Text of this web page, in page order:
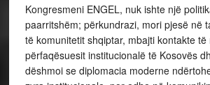
Kongresmeni ENGEL, nuk ishte një
paarritshëm; përkundrazi, mori pjesë në
të komunitetit shqiptar, mbajti kontakte
përfaqësuesit institucionalë të Kosovës
dëshmoi se diplomacia moderne